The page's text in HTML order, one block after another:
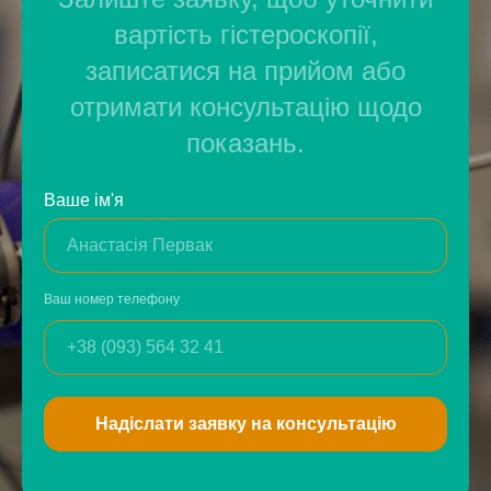
вартість гістероскопії,
записатися на прийом або
отримати консультацію щодо
показань.
Ваше ім'я
Ваш номер телефону
Надіслати заявку на консультацію